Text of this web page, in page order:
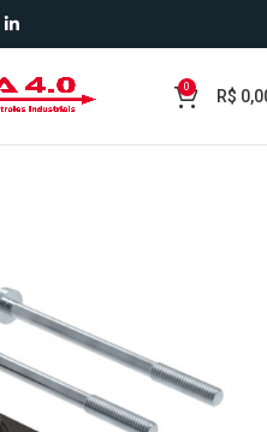
0 R$